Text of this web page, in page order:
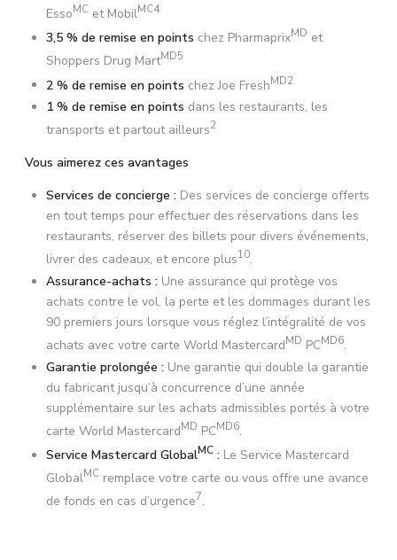
EssoMC et MobilMC4
3,5 % de remise en points chez PharmaprixMD et
Shoppers Drug MartMD5
2 % de remise en points chez Joe FreshMD2
1 % de remise en points dans les restaurants, les
transports et partout ailleurs2
Vous aimerez ces avantages
Services de concierge : Des services de concierge offerts
en tout temps pour effectuer des réservations dans les
restaurants, réserver des billets pour divers événements,
livrer des cadeaux, et encore plus10.
Assurance-achats : Une assurance qui protège vos
achats contre le vol, la perte et les dommages durant les
90 premiers jours lorsque vous réglez l’intégralité de vos
achats avec votre carte World MastercardMD PCMD6.
Garantie prolongée : Une garantie qui double la garantie
du fabricant jusqu’à concurrence d’une année
supplémentaire sur les achats admissibles portés à votre
carte World MastercardMD PCMD6.
Service Mastercard GlobalMC : Le Service Mastercard
GlobalMC remplace votre carte ou vous offre une avance
de fonds en cas d’urgence7.